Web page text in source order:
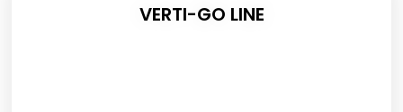
VERTI-GO LINE